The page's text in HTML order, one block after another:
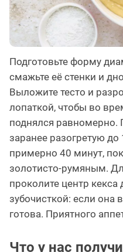
Подготовьте форму
смажьте её стенки и
Выложите тесто и
лопаткой, чтобы во
поднялся равномерно.
заранее разогретую до
примерно 40 минут,
золотисто-румяным.
проколите центр
зубочисткой: если она
готова. Приятного
Что у нас